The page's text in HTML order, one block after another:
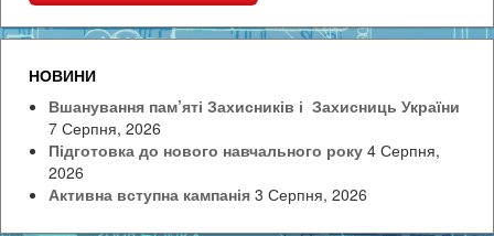
НОВИНИ
Вшанування пам’яті Захисників і Захисниць України
7 Серпня, 2026
Підготовка до нового навчального року 4 Серпня,
2026
Активна вступна кампанія 3 Серпня, 2026